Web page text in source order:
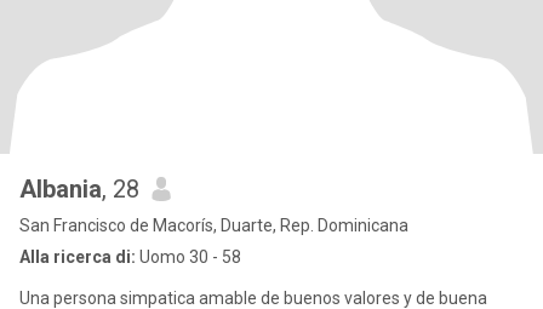
Albania, 28
San Francisco de Macorís, Duarte, Rep. Dominicana
Alla ricerca di: Uomo 30 - 58
Una persona simpatica amable de buenos valores y de buena